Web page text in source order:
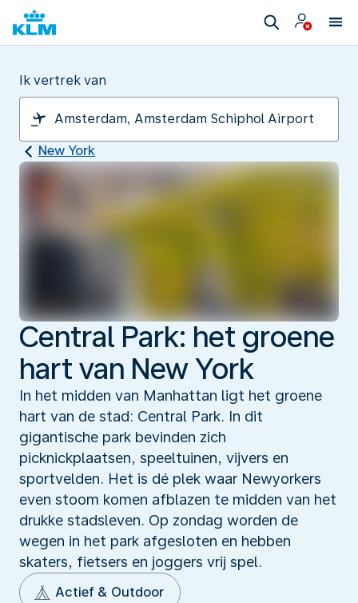
Ik vertrek van
New York
Central Park: het groene
hart van New York
In het midden van Manhattan ligt het groene
hart van de stad: Central Park. In dit
gigantische park bevinden zich
picknickplaatsen, speeltuinen, vijvers en
sportvelden. Het is dé plek waar Newyorkers
even stoom komen afblazen te midden van het
drukke stadsleven. Op zondag worden de
wegen in het park afgesloten en hebben
skaters, fietsers en joggers vrij spel.
Actief & Outdoor